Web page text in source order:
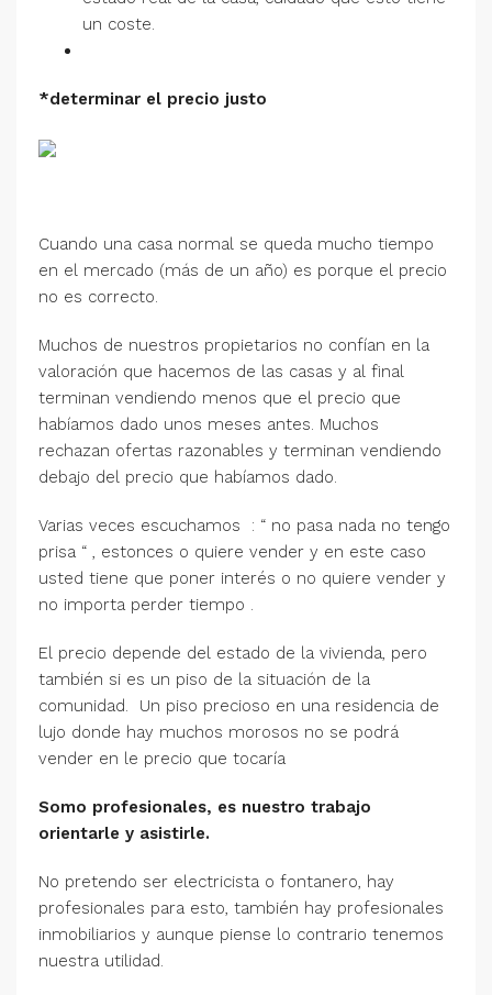
un coste.
*determinar el precio justo
Cuando una casa normal se queda mucho tiempo
en el mercado (más de un año) es porque el precio
no es correcto.
Muchos de nuestros propietarios no confían en la
valoración que hacemos de las casas y al final
terminan vendiendo menos que el precio que
habíamos dado unos meses antes. Muchos
rechazan ofertas razonables y terminan vendiendo
debajo del precio que habíamos dado.
Varias veces escuchamos : “ no pasa nada no tengo
prisa “ , estonces o quiere vender y en este caso
usted tiene que poner interés o no quiere vender y
no importa perder tiempo .
El precio depende del estado de la vivienda, pero
también si es un piso de la situación de la
comunidad. Un piso precioso en una residencia de
lujo donde hay muchos morosos no se podrá
vender en le precio que tocaría
Somo profesionales, es nuestro trabajo
orientarle y asistirle.
No pretendo ser electricista o fontanero, hay
profesionales para esto, también hay profesionales
inmobiliarios y aunque piense lo contrario tenemos
nuestra utilidad.